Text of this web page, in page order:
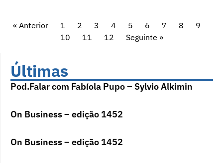
« Anterior 1 2 3 4 5 6 7 8
9
10
11 12 Seguinte »
Últimas
Pod.Falar com Fabíola Pupo – Sylvio Alkimin
On Business – edição 1452
On Business – edição 1452